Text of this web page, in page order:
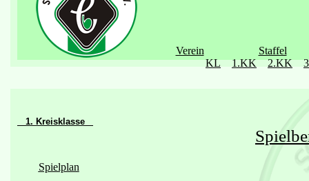
Verein
Staffel
KL
1.KK 2.KK
1. Kreisklasse
Spielplan